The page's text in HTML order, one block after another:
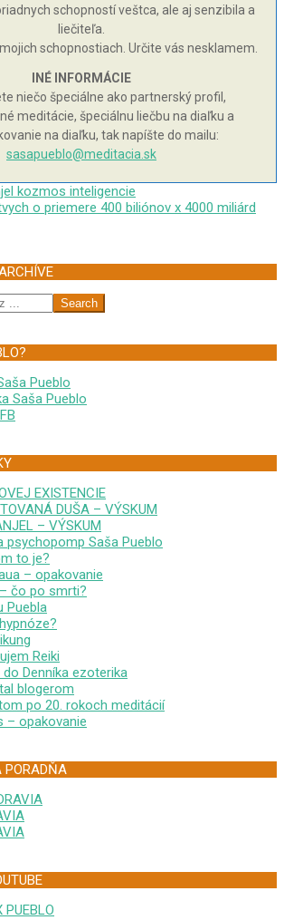
schopností veštca, ale aj senzibila a
liečiteľa.
schopnostiach. Určite vás nesklamem.
INÉ INFORMÁCIE
niečo špeciálne ako partnerský profil,
meditácie, špeciálnu liečbu na diaľku a
na diaľku, tak napíšte do mailu:
sasapueblo@meditacia.sk
kozmos inteligencie
o priemere 400 biliónov x 4000 miliárd
Pueblo
Saša Pueblo
EXISTENCIE
DUŠA – VÝSKUM
– VÝSKUM
psychopomp Saša Pueblo
to je?
– opakovanie
čo po smrti?
Puebla
Reiki
Denníka ezoterika
blogerom
po 20. rokoch meditácií
– opakovanie
PORADŇA
PUEBLO